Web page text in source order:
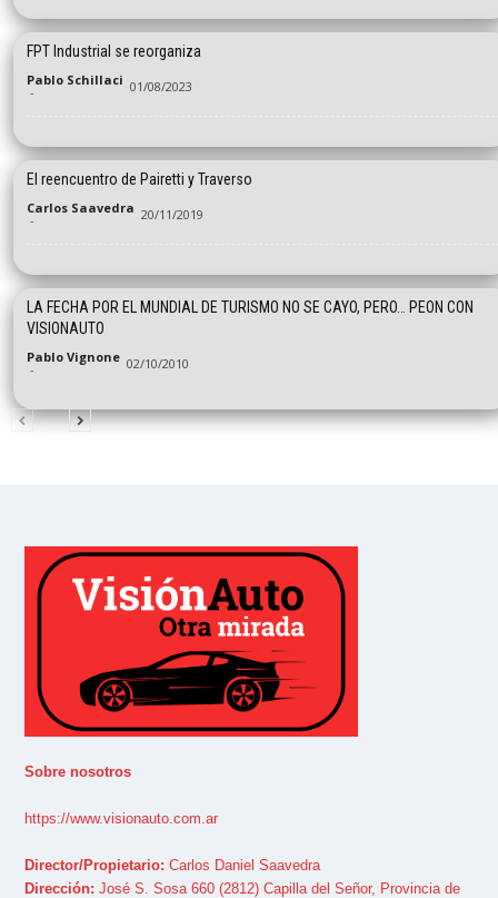
FPT Industrial se reorganiza
Pablo Schillaci
- 01/08/2023
El reencuentro de Pairetti y Traverso
Carlos Saavedra
- 20/11/2019
LA FECHA POR EL MUNDIAL DE TURISMO NO SE CAYO, PERO… PEON CON
VISIONAUTO
Pablo Vignone
- 02/10/2010
Sobre nosotros
https://www.visionauto.com.ar
Director/Propietario: Carlos Daniel Saavedra
Dirección: José S. Sosa 660 (2812) Capilla del Señor, Provincia de